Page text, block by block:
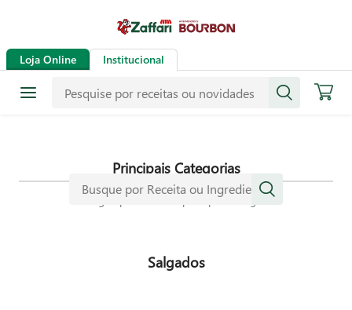
Loja Online Institucional
Receitas
Mais de mil receitas
Principais Categorias
Navegue pelas nossas principais categorias
Salgados